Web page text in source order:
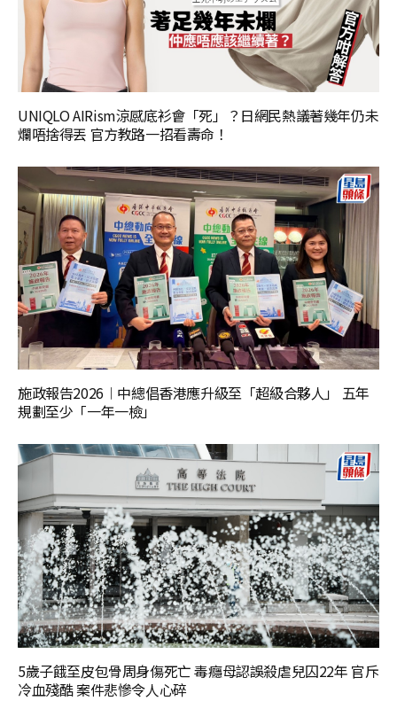
UNIQLO AIRism涼感底衫會「死」？日網民熱議著幾年仍未
爛唔捨得丟 官方教路一招看壽命！
施政報告2026︱中總倡香港應升級至「超級合夥人」 五年
規劃至少「一年一檢」
5歲子餓至皮包骨周身傷死亡 毒癮母認誤殺虐兒囚22年 官斥
冷血殘酷 案件悲慘令人心碎